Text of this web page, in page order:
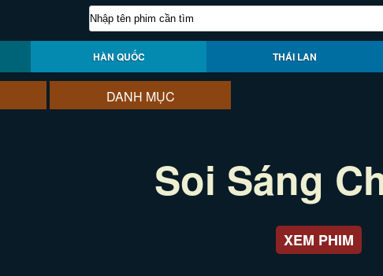
HÀN QUỐC THÁI LAN
DANH MỤC
Soi Sáng
XEM PHIM